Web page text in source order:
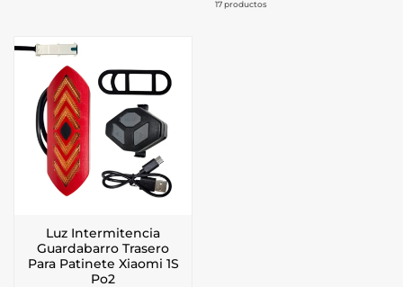
17 productos
Luz Intermitencia
Guardabarro Trasero
Para Patinete Xiaomi 1S
Po2